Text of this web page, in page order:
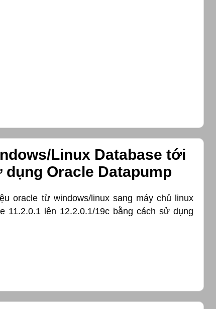
Linux Database tới
Oracle Datapump
oracle từ windows/linux sang máy chủ linux
lên 12.2.0.1/19c bằng cách sử dụng